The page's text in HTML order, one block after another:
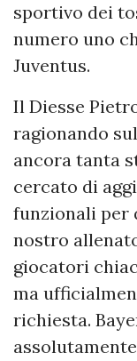
sportivo dei
numero uno
Juventus.
Il Diesse
ragionando
ancora tanta
cercato di
funzionali per
nostro
giocatori
ma
richiesta.
assolutamente